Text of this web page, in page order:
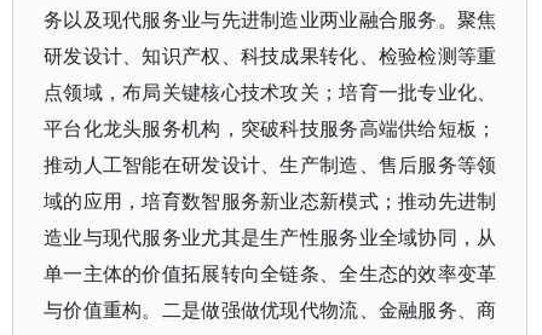
务以及现代服务业与先进制造业两业融合服务。聚焦
研发设计、知识产权、科技成果转化、检验检测等重
点领域，布局关键核心技术攻关；培育一批专业化、
平台化龙头服务机构，突破科技服务高端供给短板；
推动人工智能在研发设计、生产制造、售后服务等领
域的应用，培育数智服务新业态新模式；推动先进制
造业与现代服务业尤其是生产性服务业全域协同，从
单一主体的价值拓展转向全链条、全生态的效率变革
与价值重构。二是做强做优现代物流、金融服务、商